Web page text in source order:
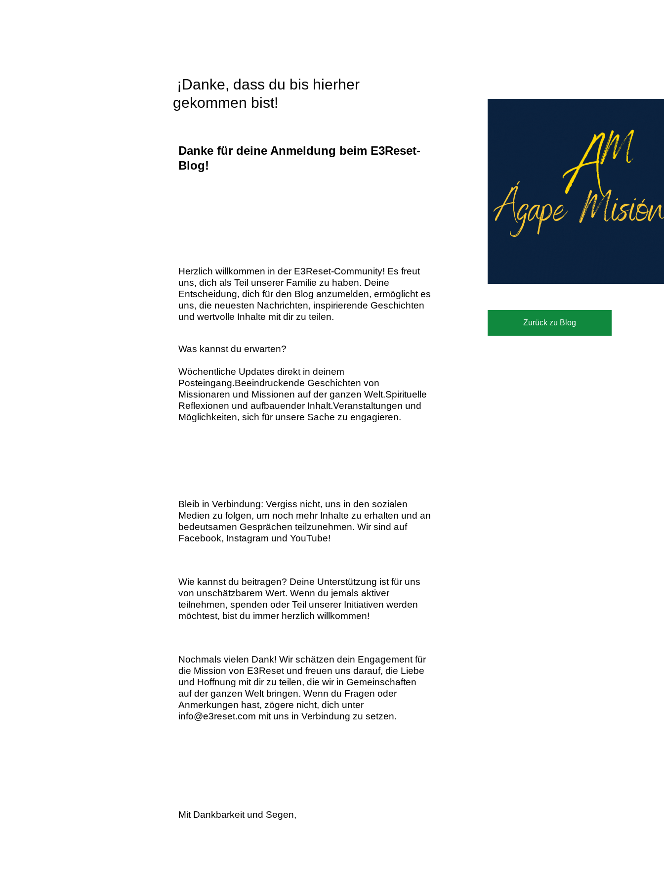
¡Danke, dass du bis hierher
gekommen bist!
Danke für deine Anmeldung beim E3Reset-
Blog!
Herzlich willkommen in der E3Reset-Community! Es freut
uns, dich als Teil unserer Familie zu haben. Deine
Entscheidung, dich für den Blog anzumelden, ermöglicht es
uns, die neuesten Nachrichten, inspirierende Geschichten
und wertvolle Inhalte mit dir zu teilen.
Was kannst du erwarten?
Wöchentliche Updates direkt in deinem
Posteingang.Beeindruckende Geschichten von
Missionaren und Missionen auf der ganzen Welt.Spirituelle
Reflexionen und aufbauender Inhalt.Veranstaltungen und
Möglichkeiten, sich für unsere Sache zu engagieren.
Bleib in Verbindung: Vergiss nicht, uns in den sozialen
Medien zu folgen, um noch mehr Inhalte zu erhalten und an
bedeutsamen Gesprächen teilzunehmen. Wir sind auf
Facebook, Instagram und YouTube!
Wie kannst du beitragen? Deine Unterstützung ist für uns
von unschätzbarem Wert. Wenn du jemals aktiver
teilnehmen, spenden oder Teil unserer Initiativen werden
möchtest, bist du immer herzlich willkommen!
Nochmals vielen Dank! Wir schätzen dein Engagement für
die Mission von E3Reset und freuen uns darauf, die Liebe
und Hoffnung mit dir zu teilen, die wir in Gemeinschaften
auf der ganzen Welt bringen. Wenn du Fragen oder
Anmerkungen hast, zögere nicht, dich unter
info@e3reset.com mit uns in Verbindung zu setzen.
Mit Dankbarkeit und Segen,
Zurück zu Blog